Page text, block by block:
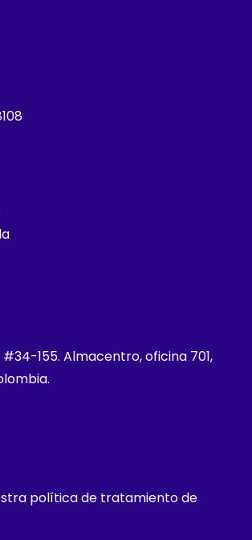
155. Almacentro, oficina 701,
política de tratamiento de